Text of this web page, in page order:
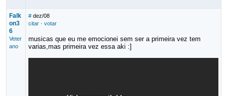
Falk
on3
6
Veter
ano
# dez/08
citar· votar
musicas que eu me emocionei sem ser a primeira vez tem
varias,mas primeira vez essa aki :]